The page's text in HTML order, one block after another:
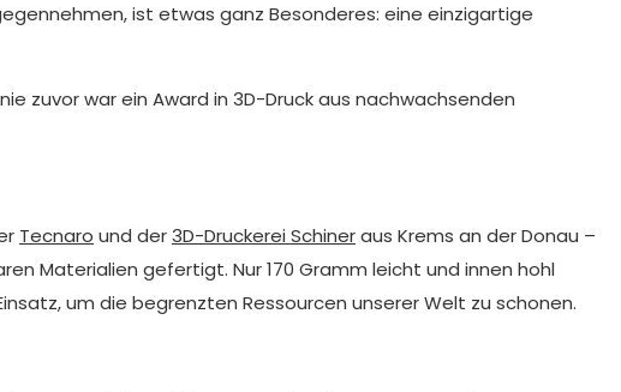
ist etwas ganz Besonderes: eine einzigartige
zuvor war ein Award in 3D-Druck aus nachwachsenden
Tecnaro und der3D-Druckerei Schineraus Krems an der Donau –
Materialien gefertigt. Nur 170 Gramm leicht und innen hohl
um die begrenzten Ressourcen unserer Welt zu schonen.